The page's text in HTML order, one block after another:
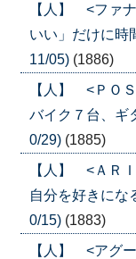
【人】 <ファ
いい」だけに時
11/05) (1886)
【人】 <ＰＯ
バイク７台、ギ
0/29) (1885)
【人】 <ＡＲ
自分を好きにな
0/15) (1883)
【人】 <アグ